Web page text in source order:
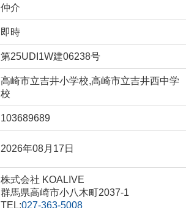
仲介
即時
第25UDI1W建06238号
高崎市立吉井小学校,高崎市立吉井西中学
校
103689689
2026年08月17日
株式会社 KOALIVE
群馬県高崎市小八木町2037-1
TEL:027-363-5008